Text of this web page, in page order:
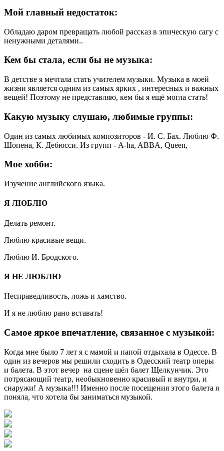
Мой главный недостаток:
Обладаю даром превращать любой рассказ в эпическую сагу с
ненужными деталями..
Кем бы стала, если бы не музыка:
В детстве я мечтала стать учителем музыки. Музыка в моей
жизни является одним из самых ярких , интересных и важных
вещей! Поэтому не представляю, кем бы я ещё могла стать!
Какую музыку слушаю, любимые группы:
Один из самых любимых композиторов - И. С. Бах. Люблю Ф.
Шопена, К. Дебюсси. Из групп - А-ha, ABBA, Queen,
Мое хобби:
Изучение английского языка.
Я ЛЮБЛЮ
Делать ремонт.
Люблю красивые вещи.
Люблю И. Бродского.
Я НЕ ЛЮБЛЮ
Несправедливость, ложь и хамство.
И я не люблю рано вставать!
Самое яркое впечатление, связанное с музыкой:
Когда мне было 7 лет я с мамой и папой отдыхала в Одессе. В
один из вечеров мы решили сходить в Одесский театр оперы
и балета. В этот вечер на сцене шёл балет Щелкунчик. Это
потрясающий театр, необыкновенно красивый и внутри, и
снаружи! А музыка!!! Именно после посещения этого балета я
поняла, что хотела бы заниматься музыкой.